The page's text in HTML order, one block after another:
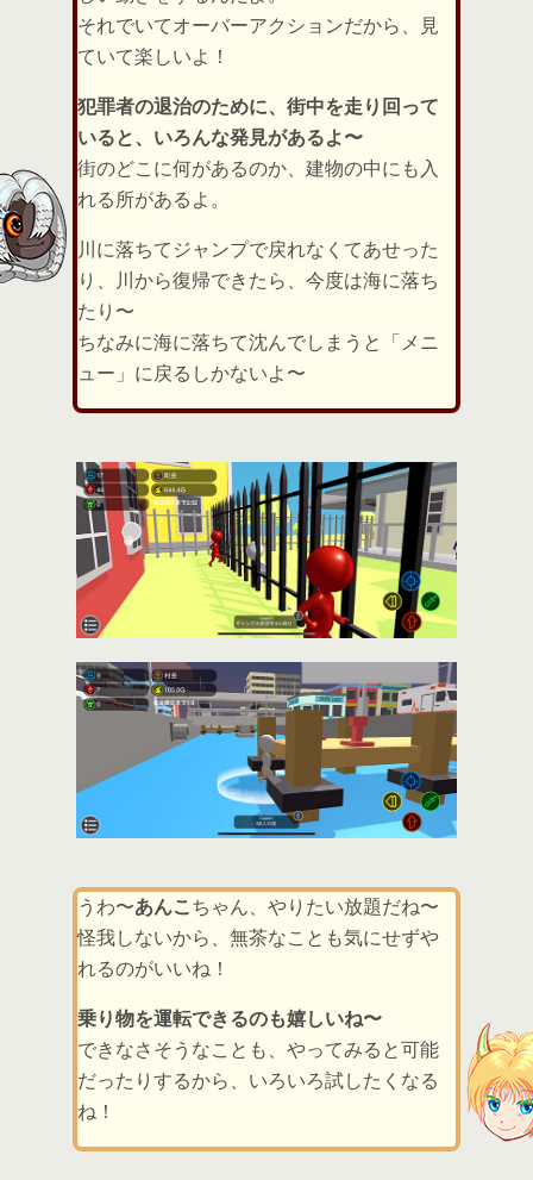
それでいてオーバーアクションだから、見
ていて楽しいよ！
犯罪者の退治のために、街中を走り回って
いると、いろんな発見があるよ〜
街のどこに何があるのか、建物の中にも入
れる所があるよ。
川に落ちてジャンプで戻れなくてあせった
り、川から復帰できたら、今度は海に落ち
たり〜
ちなみに海に落ちて沈んでしまうと「メニ
ュー」に戻るしかないよ〜
うわ〜あんこ ちゃん、やりたい放題だね〜
怪我しないから、無茶なことも気にせずや
れるのがいいね！
乗り物を運転できるのも嬉しいね〜
できなさそうなことも、やってみると可能
だったりするから、いろいろ試したくなる
ね！